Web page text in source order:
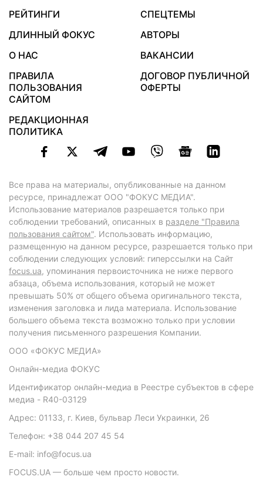
РЕЙТИНГИ
СПЕЦТЕМЫ
ДЛИННЫЙ ФОКУС
АВТОРЫ
О НАС
ВАКАНСИИ
ПРАВИЛА
ПОЛЬЗОВАНИЯ
САЙТОМ
ДОГОВОР ПУБЛИЧНОЙ
ОФЕРТЫ
РЕДАКЦИОННАЯ
ПОЛИТИКА
Все права на материалы, опубликованные на данном
ресурсе, принадлежат ООО "ФОКУС МЕДИА".
Использование материалов разрешается только при
соблюдении требований, описанных в разделе "Правила
пользования сайтом". Использовать информацию,
размещенную на данном ресурсе, разрешается только при
соблюдении следующих условий: гиперссылки на Сайт
focus.ua, упоминания первоисточника не ниже первого
абзаца, объема использования, который не может
превышать 50% от общего объема оригинального текста,
изменения заголовка и лида материала. Использование
большего объема текста возможно только при условии
получения письменного разрешения Компании.
ООО «ФОКУС МЕДИА»
Онлайн-медиа ФОКУС
Идентификатор онлайн-медиа в Реестре субъектов в сфере
медиа - R40-03129
Адрес: 01133, г. Киев, бульвар Леси Украинки, 26
Телефон: +38 044 207 45 54
E-mail: info@focus.ua
FOCUS.UA — больше чем просто новости.